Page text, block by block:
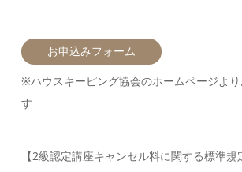
お申込みフォーム
※ハウスキーピング協会のホームページよ
す
【2級認定講座キャンセル料に関する標準規